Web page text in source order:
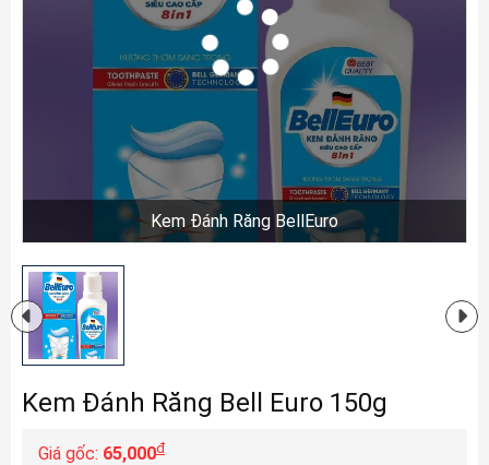
Kem Đánh Răng BellEuro
Kem Đánh Răng Bell Euro 150g
Giá gốc: 65,000đ